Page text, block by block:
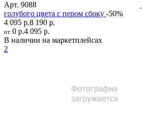
Арт. 9088
голубого цвета с пером сбоку -50%
4 095 р.8 190 р.
от 0 р.4 095 р.
В наличии на маркетплейсах
2